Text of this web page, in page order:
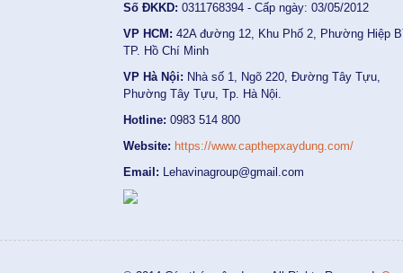
Số ĐKKD: 0311768394 - Cấp ngày: 03/05/2012
VP HCM: 42A đường 12, Khu Phố 2, Phường Hiệp
TP. Hồ Chí Minh
VP Hà Nội: Nhà số 1, Ngõ 220, Đường Tây Tựu,
Phường Tây Tựu, Tp. Hà Nội.
Hotline: 0983 514 800
Website: https://www.capthepxaydung.com/
Email: Lehavinagroup@gmail.com